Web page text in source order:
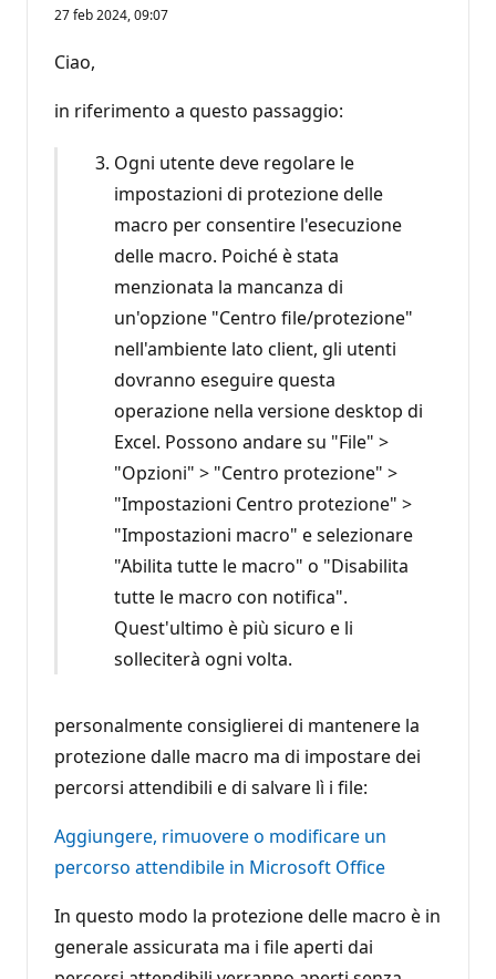
27 feb 2024, 09:07
Ciao,
in riferimento a questo passaggio:
Ogni utente deve regolare le
impostazioni di protezione delle
macro per consentire l'esecuzione
delle macro. Poiché è stata
menzionata la mancanza di
un'opzione "Centro file/protezione"
nell'ambiente lato client, gli utenti
dovranno eseguire questa
operazione nella versione desktop di
Excel. Possono andare su "File" >
"Opzioni" > "Centro protezione" >
"Impostazioni Centro protezione" >
"Impostazioni macro" e selezionare
"Abilita tutte le macro" o "Disabilita
tutte le macro con notifica".
Quest'ultimo è più sicuro e li
solleciterà ogni volta.
personalmente consiglierei di mantenere la
protezione dalle macro ma di impostare dei
percorsi attendibili e di salvare lì i file:
Aggiungere, rimuovere o modificare un
percorso attendibile in Microsoft Office
In questo modo la protezione delle macro è in
generale assicurata ma i file aperti dai